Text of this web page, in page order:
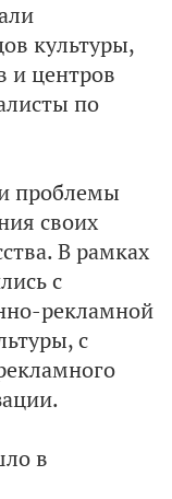
культуры,
и центров
по
проблемы
своих
В рамках
с
рекламной
с
в